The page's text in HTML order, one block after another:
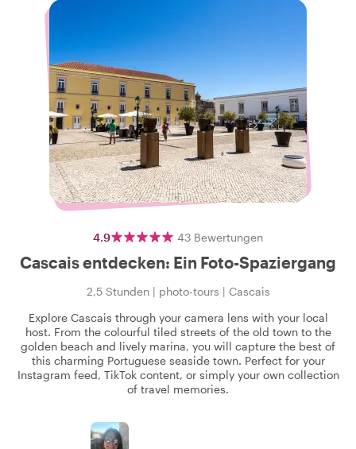
4.9 43 Bewertungen
Cascais entdecken: Ein Foto-Spaziergang
2,5 Stunden| photo-tours | Cascais
Explore Cascais through your camera lens with your local
host. From the colourful tiled streets of the old town to the
golden beach and lively marina, you will capture the best of
this charming Portuguese seaside town. Perfect for your
Instagram feed, TikTok content, or simply your own collection
of travel memories.